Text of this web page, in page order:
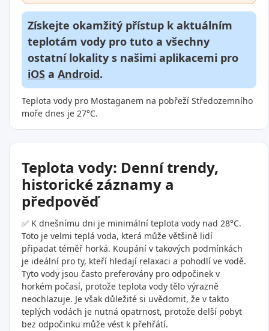
Získejte okamžitý přístup k aktuálním
teplotám vody pro tuto a všechny
ostatní lokality s našimi aplikacemi pro
iOS a Android.
Teplota vody pro Mostaganem na pobřeží Středozemního
moře dnes je 27°C.
Teplota vody: Denní trendy,
historické záznamy a
předpověď
✅ K dnešnímu dni je minimální teplota vody nad 28°C.
Toto je velmi teplá voda, která může většině lidí
připadat téměř horká. Koupání v takových podmínkách
je ideální pro ty, kteří hledají relaxaci a pohodlí ve vodě.
Tyto vody jsou často preferovány pro odpočinek v
horkém počasí, protože teplota vody tělo výrazně
neochlazuje. Je však důležité si uvědomit, že v takto
teplých vodách je nutná opatrnost, protože delší pobyt
bez odpočinku může vést k přehřátí.